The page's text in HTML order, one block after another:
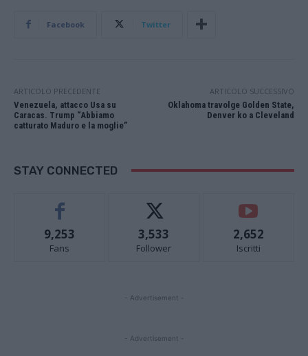
Facebook Twitter
ARTICOLO PRECEDENTE
Venezuela, attacco Usa su
Caracas. Trump “Abbiamo
catturato Maduro e la moglie”
ARTICOLO SUCCESSIVO
Oklahoma travolge Golden State,
Denver ko a Cleveland
STAY CONNECTED
9,253
Fans
3,533
Follower
2,652
Iscritti
- Advertisement -
- Advertisement -